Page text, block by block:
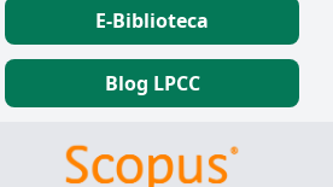
E-Biblioteca
Blog LPCC